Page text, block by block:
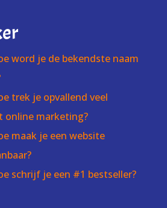
word je de bekendste naam
trek je opvallend veel
online marketing?
maak je een website
schrijf je een #1 bestseller?